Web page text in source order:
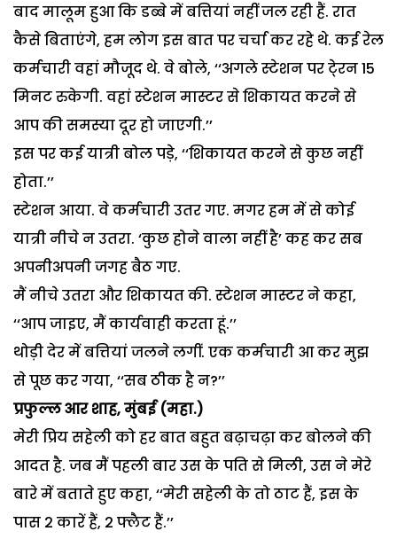
बाद मालूम हुआ कि डब्बे में बत्तियां नहीं जल रही हैं. रात
कैसे बिताएंगे, हम लोग इस बात पर चर्चा कर रहे थे. कई रेल
कर्मचारी वहां मौजूद थे. वे बोले, ‘‘अगले स्टेशन पर टे्रन 15
मिनट रुकेगी. वहां स्टेशन मास्टर से शिकायत करने से
आप की समस्या दूर हो जाएगी.’’
इस पर कई यात्री बोल पड़े, ‘‘शिकायत करने से कुछ नहीं
होता.’’
स्टेशन आया. वे कर्मचारी उतर गए. मगर हम में से कोई
यात्री नीचे न उतरा. ‘कुछ होने वाला नहीं है’ कह कर सब
अपनीअपनी जगह बैठ गए.
मैं नीचे उतरा और शिकायत की. स्टेशन मास्टर ने कहा,
‘‘आप जाइए, मैं कार्यवाही करता हूं.’’
थोड़ी देर में बत्तियां जलने लगीं. एक कर्मचारी आ कर मुझ
से पूछ कर गया, ‘‘सब ठीक है न?’’
प्रफुल्ल आर शाह, मुंबई (महा.)
मेरी प्रिय सहेली को हर बात बहुत बढ़ाचढ़ा कर बोलने की
आदत है. जब मैं पहली बार उस के पति से मिली, उस ने मेरे
बारे में बताते हुए कहा, ‘‘मेरी सहेली के तो ठाट हैं, इस के
पास 2 कारें हैं, 2 फ्लैट हैं.’’